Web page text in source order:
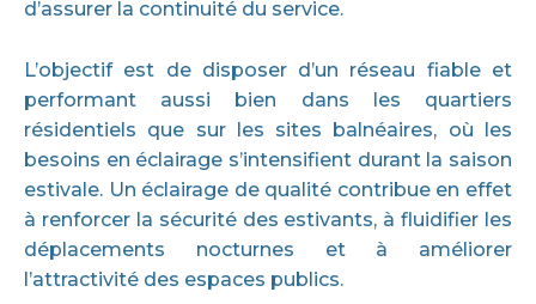
d’assurer la continuité du service.
L’objectif est de disposer d’un réseau fiable et
performant aussi bien dans les quartiers
résidentiels que sur les sites balnéaires, où les
besoins en éclairage s’intensifient durant la saison
estivale. Un éclairage de qualité contribue en effet
à renforcer la sécurité des estivants, à fluidifier les
déplacements nocturnes et à améliorer
l’attractivité des espaces publics.